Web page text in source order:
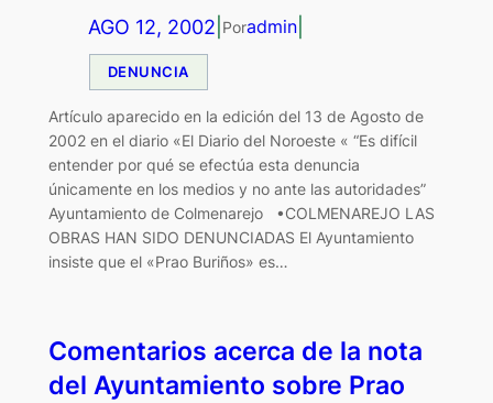
AGO 12, 2002 Poradmin|
DENUNCIA
Artículo aparecido en la edición del 13 de Agosto de
2002 en el diario «El Diario del Noroeste « “Es difícil
entender por qué se efectúa esta denuncia
únicamente en los medios y no ante las autoridades”
Ayuntamiento de Colmenarejo •COLMENAREJO LAS
OBRAS HAN SIDO DENUNCIADAS El Ayuntamiento
insiste que el «Prao Buriños» es…
Comentarios acerca de la nota
del Ayuntamiento sobre Prao